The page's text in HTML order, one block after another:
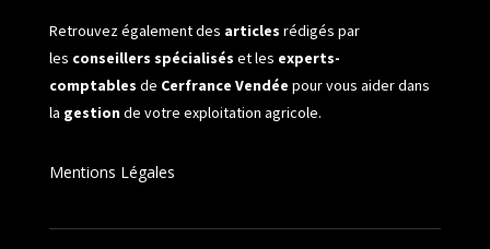
Retrouvez également des articles rédigés par
les conseillers spécialisés et les experts-
comptables de Cerfrance Vendée pour vous aider dans
la gestionde votre exploitation agricole.
Mentions Légales